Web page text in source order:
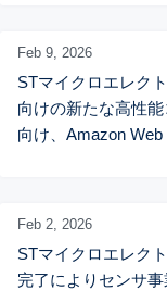
Feb 9, 2026
STマイクロエレク
向けの新たな高性
向け、Amazon
Feb 2, 2026
STマイクロエレク
完了によりセンサ